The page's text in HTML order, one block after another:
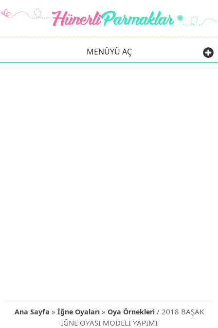
MENÜYÜ AÇ
Ana Sayfa » İğne Oyaları» Oya Örnekleri/ 2018 BAŞAK
İĞNE OYASI MODELİ YAPIMI